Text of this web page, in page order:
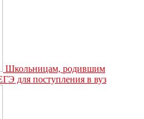
Школьницам, родившим
для поступления в вуз